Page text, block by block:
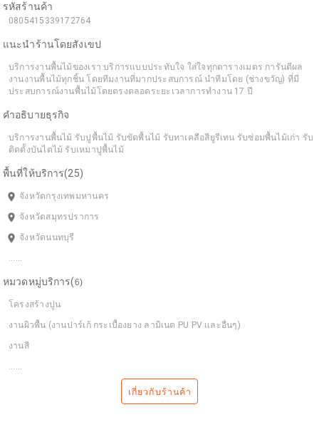
รหัสร้านค้า
0805415339172764
แนะนำร้านโดยสังเขป
บริการงานพื้นไม้ของเรา บริการแบบประทับใจ ใส่ใจทุกตารางเมตร การันตีผล
งานงานพื้นไม้ทุกชิ้น โดยทีมงานที่มากประสบการณ์ นำทีมโดย (ช่างขวัญ) ที่มี
ประสบการณ์งานพื้นไม้โดยตรงตลอดระยะเวลาการทำงาน 17 ปี
คำอธิบายธุรกิจ
บริการงานพื้นไม้ รับปูพื้นไม้ รับขัดพื้นไม้ รับทาเคลือสียูรีเทน รับซ่อมพื้นไม้เก่า รับ
ติดตั้งบันไดไม้ รับเหมาปูพื้นไม้
พื้นที่ให้บริการ(25)
room จังหวัดกรุงเทพมหานคร
room จังหวัดสมุทรปราการ
room จังหวัดนนทบุรี
......
หมวดหมู่บริการ(6)
โครงสร้างปูน
งานผิวพื้น (งานปาร์เก้ กระเบื้องยาง ลามิเนต PU PV และอื่นๆ)
งานสี
......
เกี่ยวกับร้านค้า